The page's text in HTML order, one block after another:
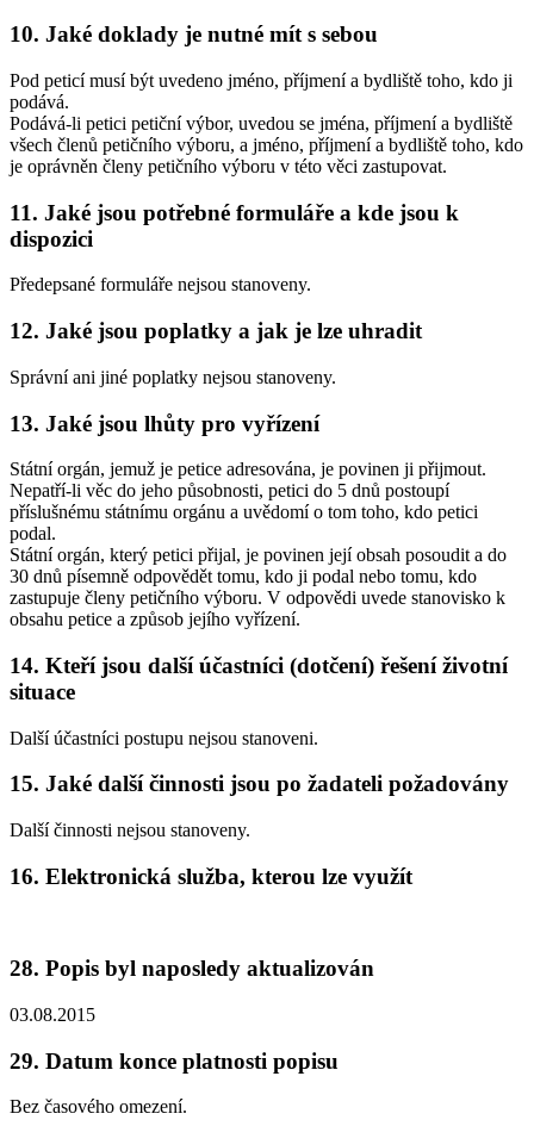
10. Jaké doklady je nutné mít s sebou
Pod peticí musí být uvedeno jméno, příjmení a bydliště toho, kdo ji
podává.
Podává-li petici petiční výbor, uvedou se jména, příjmení a bydliště
všech členů petičního výboru, a jméno, příjmení a bydliště toho, kdo
je oprávněn členy petičního výboru v této věci zastupovat.
11. Jaké jsou potřebné formuláře a kde jsou k
dispozici
Předepsané formuláře nejsou stanoveny.
12. Jaké jsou poplatky a jak je lze uhradit
Správní ani jiné poplatky nejsou stanoveny.
13. Jaké jsou lhůty pro vyřízení
Státní orgán, jemuž je petice adresována, je povinen ji přijmout.
Nepatří-li věc do jeho působnosti, petici do 5 dnů postoupí
příslušnému státnímu orgánu a uvědomí o tom toho, kdo petici
podal.
Státní orgán, který petici přijal, je povinen její obsah posoudit a do
30 dnů písemně odpovědět tomu, kdo ji podal nebo tomu, kdo
zastupuje členy petičního výboru. V odpovědi uvede stanovisko k
obsahu petice a způsob jejího vyřízení.
14. Kteří jsou další účastníci (dotčení) řešení životní
situace
Další účastníci postupu nejsou stanoveni.
15. Jaké další činnosti jsou po žadateli požadovány
Další činnosti nejsou stanoveny.
16. Elektronická služba, kterou lze využít
28. Popis byl naposledy aktualizován
03.08.2015
29. Datum konce platnosti popisu
Bez časového omezení.